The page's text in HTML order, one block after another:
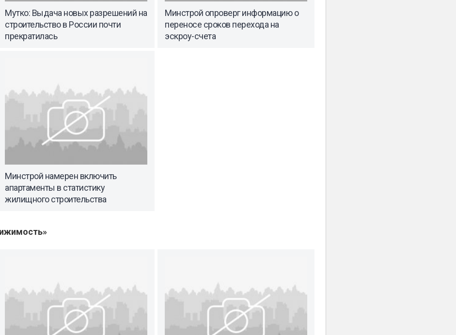
Мутко: Выдача новых разрешений на
строительство в России почти
прекратилась
Минстрой опроверг информацию о
переносе сроков перехода на
эскроу-счета
Минстрой намерен включить
апартаменты в статистику
жилищного строительства